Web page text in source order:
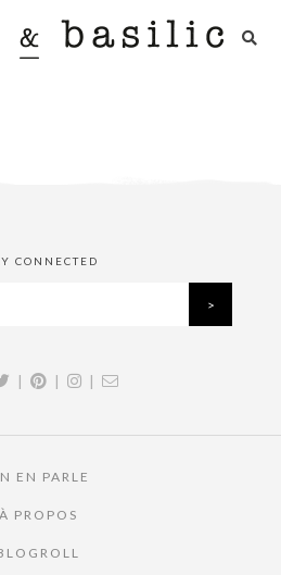
CONNECTED
| | |
EN PARLE
À PROPOS